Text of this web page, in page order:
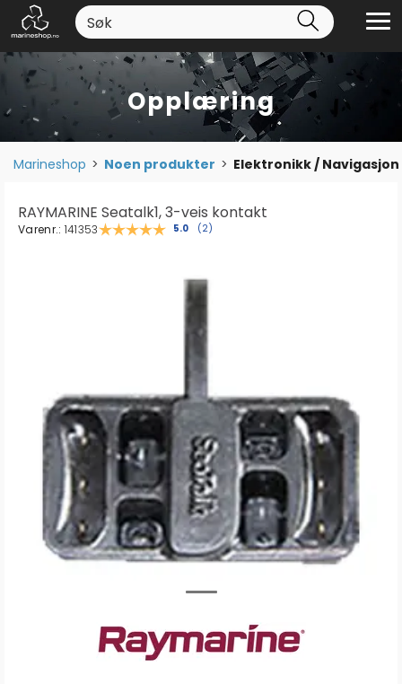
Opplæring
Marineshop>Noen produkter>Elektronikk / Navigasjon
RAYMARINE Seatalk1, 3-veis kontakt
Varenr.: 141353 Gjennomsnittskarakter:
5.0 (stemmer:
2)